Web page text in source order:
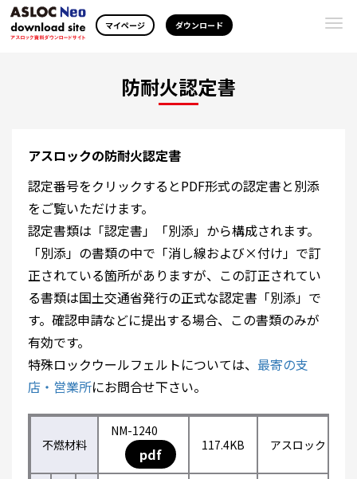
マイページ ダウンロード
防耐火認定書
アスロックの防耐火認定書
認定番号をクリックするとPDF形式の認定書と別添
をご覧いただけます。
認定書類は「認定書」「別添」から構成されます。
「別添」の書類の中で「消し線および×付け」で訂
正されている箇所がありますが、この訂正されてい
る書類は国土交通省発行の正式な認定書「別添」で
す。確認申請などに提出する場合、この書類のみが
有効です。
特殊ロックウールフェルトについては、 最寄の支
店・営業所にお問合せ下さい。
不燃材料
NM-1240
pdf 117.4KB アスロック